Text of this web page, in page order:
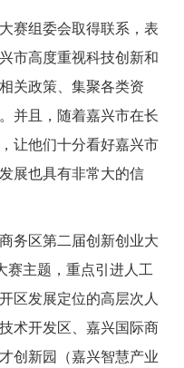
赛组委会取得联系，表
市高度重视科技创新和
关政策、集聚各类资
并且，随着嘉兴市在长
让他们十分看好嘉兴市
展也具有非常大的信
务区第二届创新创业大
赛主题，重点引进人工
区发展定位的高层次人
术开发区、嘉兴国际商
创新园（嘉兴智慧产业